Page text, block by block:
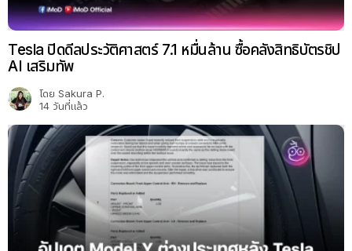
Tesla ปิดดีลประวัติศาสตร์ 7.1 หมื่นล้าน ซื้อคลังสิทธิบัตรชิป
AI เสริมทัพ
โดย Sakura P.
14 วันที่แล้ว